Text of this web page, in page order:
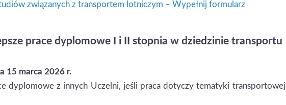
związanych z transportem lotniczym – Wypełnij formularz
prace dyplomowe I i II stopnia w dziedzinie transportu
15 marca 2026 r.
dyplomowe z innych Uczelni, jeśli praca dotyczy tematyki transportowej